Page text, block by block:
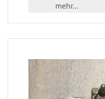
mehr...